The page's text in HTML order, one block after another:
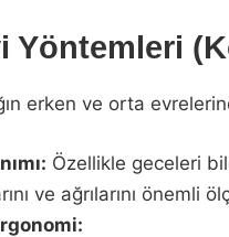
Yöntemleri
erken ve orta
Özellikle geceleri
ve ağrılarını önemli